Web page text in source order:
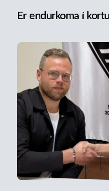
Er endurkoma í